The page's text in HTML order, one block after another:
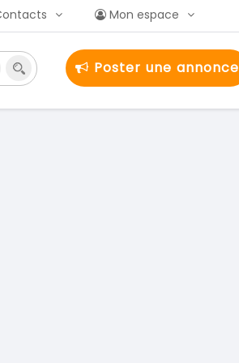
Mon espace
Poster une annonce